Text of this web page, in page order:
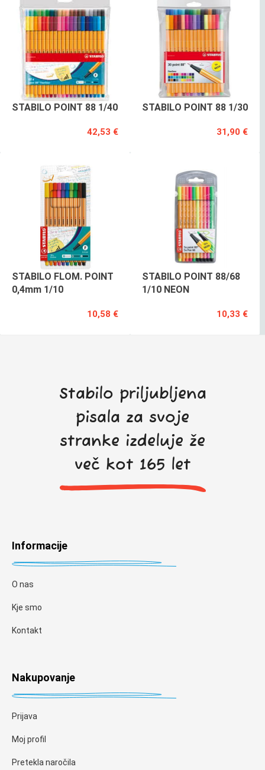
STABILO POINT 88 1/40
42,53 €
STABILO POINT 88 1/30
31,90 €
STABILO FLOM. POINT
0,4mm 1/10
10,58 €
STABILO POINT 88/68
1/10 NEON
10,33 €
Stabilo priljubljena
pisala za svoje
stranke izdeluje že
več kot 165 let
Informacije
O nas
Kje smo
Kontakt
Nakupovanje
Prijava
Moj profil
Pretekla naročila